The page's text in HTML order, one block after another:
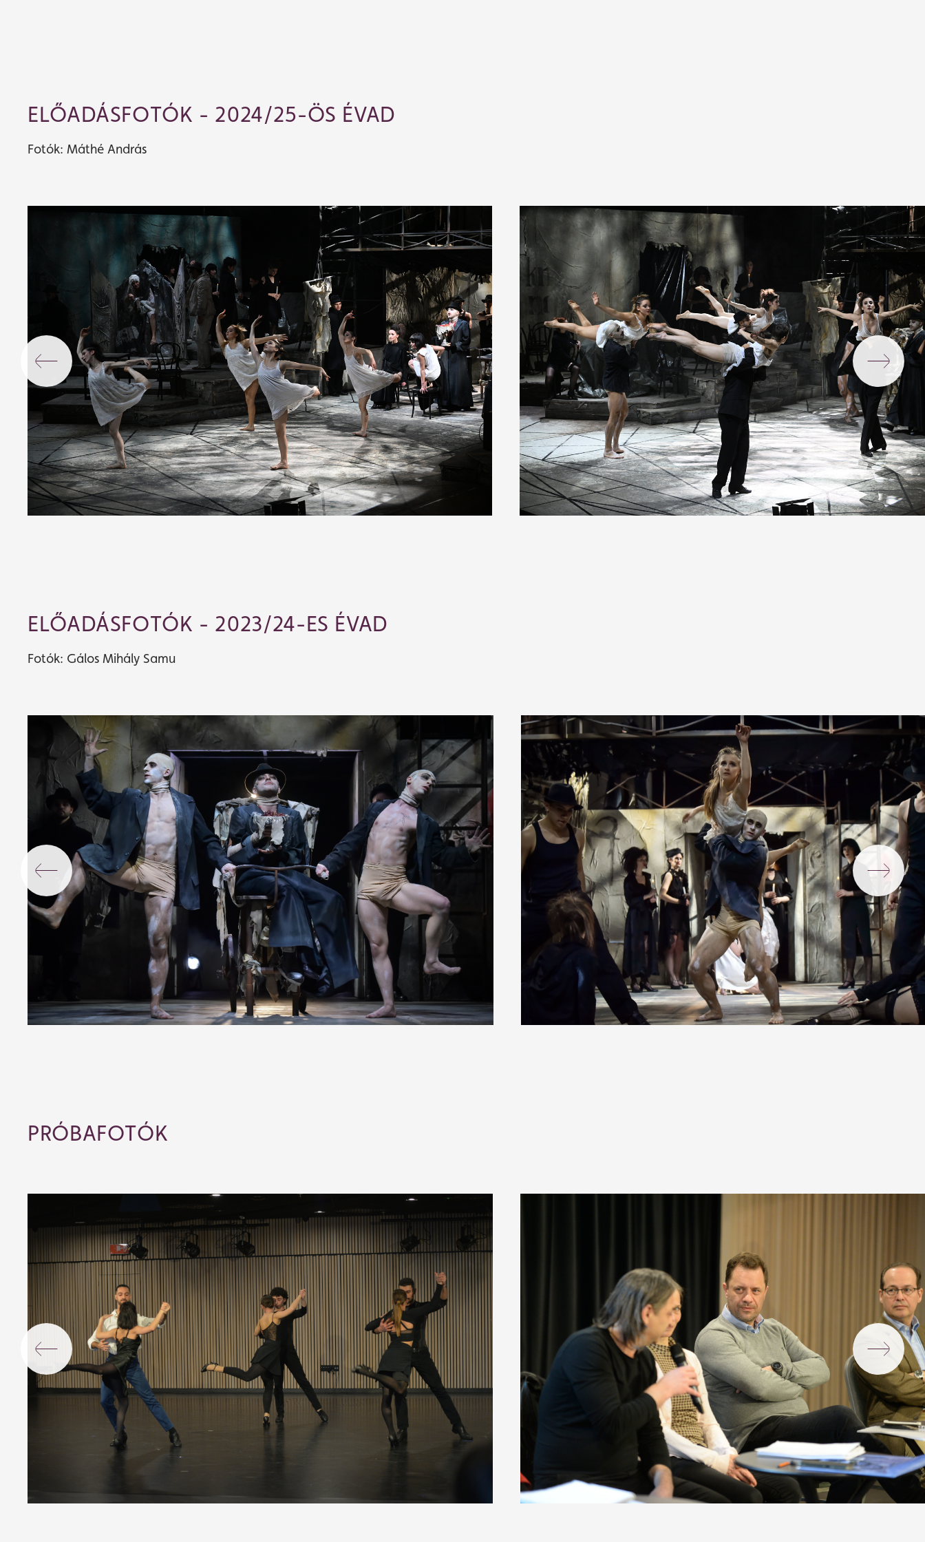
ELŐADÁSFOTÓK - 2024/25-ÖS ÉVAD
Fotók: Máthé András
ELŐADÁSFOTÓK - 2023/24-ES ÉVAD
Fotók: Gálos Mihály Samu
PRÓBAFOTÓK